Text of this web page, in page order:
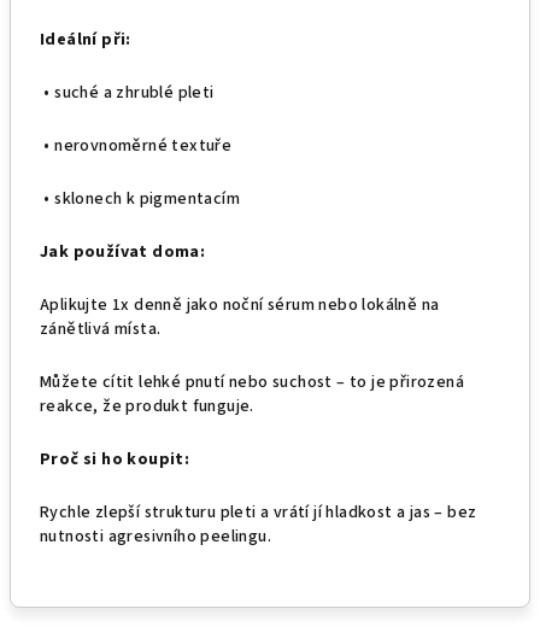
Ideální při:
• suché a zhrublé pleti
• nerovnoměrné textuře
• sklonech k pigmentacím
Jak používat doma:
Aplikujte 1x denně jako noční sérum nebo lokálně na
zánětlivá místa.
Můžete cítit lehké pnutí nebo suchost – to je přirozená
reakce, že produkt funguje.
Proč si ho koupit:
Rychle zlepší strukturu pleti a vrátí jí hladkost a jas – bez
nutnosti agresivního peelingu.